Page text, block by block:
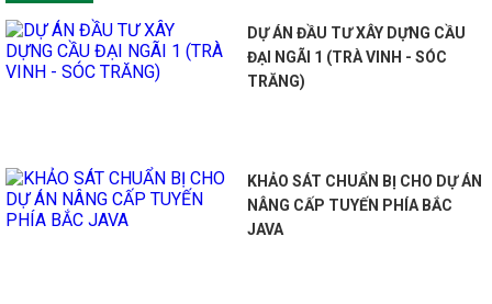
DỰ ÁN ĐẦU TƯ XÂY DỰNG CẦU
ĐẠI NGÃI 1 (TRÀ VINH - SÓC
TRĂNG)
KHẢO SÁT CHUẨN BỊ CHO DỰ ÁN
NÂNG CẤP TUYẾN PHÍA BẮC
JAVA